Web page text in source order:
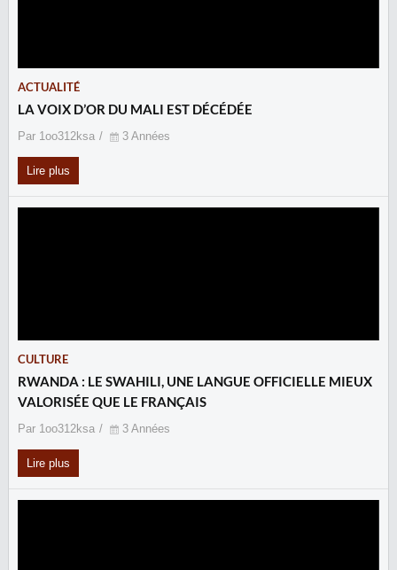
ACTUALITÉ
LA VOIX D’OR DU MALI EST DÉCÉDÉE
Par 1oo312ksa 3 Années
Lire plus
CULTURE
RWANDA : LE SWAHILI, UNE LANGUE OFFICIELLE MIEUX
VALORISÉE QUE LE FRANÇAIS
Par 1oo312ksa 3 Années
Lire plus